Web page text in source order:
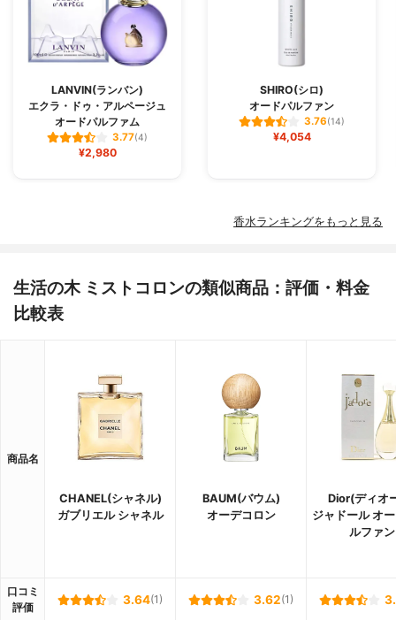
LANVIN(ランバン)
エクラ・ドゥ・アルページュ
オードパルファム
3.77(4)
¥2,980
SHIRO(シロ)
オードパルファン
3.76(14)
¥4,054
香水ランキングをもっと見る
生活の木 ミストコロンの類似商品：評価・料金
比較表
商品名
CHANEL(シャネル)
ガブリエル シャネル
BAUM(バウム)
オーデコロン
Dior(ディオ
ジャドール オ
ルファン
口コミ
評価
3.64(1) 3.62(1)